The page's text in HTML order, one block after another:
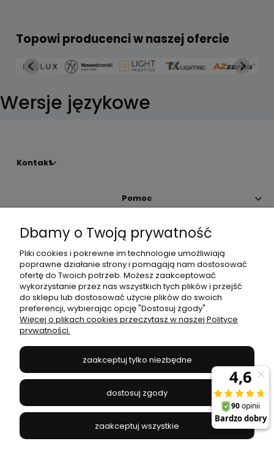
Topowi producenci w naszej ofercie
Wersje językowe
Kontakt
Pomoc
Moje konto
Płatności i dostawa
Informacje
JANEX
669-050-03-43
504 545 749//E-mail:sklep@janexmarket.pl
Dbamy o Twoją prywatność
Pliki cookies i pokrewne im technologie umożliwiają
poprawne działanie strony i pomagają nam dostosować
ofertę do Twoich potrzeb. Możesz zaakceptować
wykorzystanie przez nas wszystkich tych plików i przejść
do sklepu lub dostosować użycie plików do swoich
preferencji, wybierając opcję "Dostosuj zgody".
Więcej o plikach cookies przeczytasz w naszej Polityce
prywatności.
zaakceptuj tylko niezbędne
dostosuj zgody
zaakceptuj wszystkie